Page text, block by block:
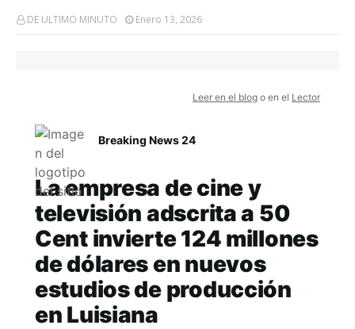
DE ULTIMO MINUTO Enero 13, 2026
Leer en el blog o en el Lector
Breaking News 24
La empresa de cine y
televisión adscrita a 50
Cent invierte 124 millones
de dólares en nuevos
estudios de producción
en Luisiana